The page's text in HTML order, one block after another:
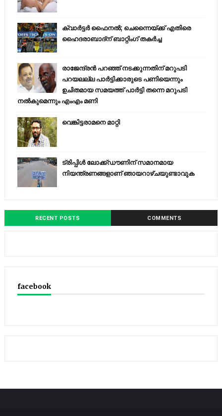
ക്വാർട്ടർ ഫൈനൽ; ചെന്നൈയ്ക്ക് എതിരെ
ഹൈദരാബാദ്ന് ബാറ്റിംഗ് തകർച്ച
രാജേന്ദ്രന്‍ പറഞ്ഞ് നടക്കുന്നതിന് മറുപടി
പറയലല്ല പാര്‍ട്ടിക്കാരുടെ പണിയെന്നും
ഉചിതമായ സമയത്ത് പാര്‍ട്ടി തന്നെ മറുപടി
നല്‍കുമെന്നും എംഎം മണി
വെങ്കിട്ടരാമനെ മാറ്റി
ട്രിപ്പിള്‍ ലോക്ക്ഡൗണിന് സമാനമായ
നിയന്ത്രണങ്ങളാണ് ഞായറാഴ്ചയുണ്ടാവുക
RECENT POSTS COMMENTS
facebook